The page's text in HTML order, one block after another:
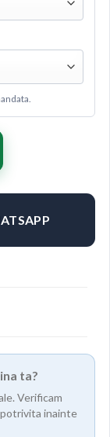
Platinum
ta?
Verificam
potrivita inainte